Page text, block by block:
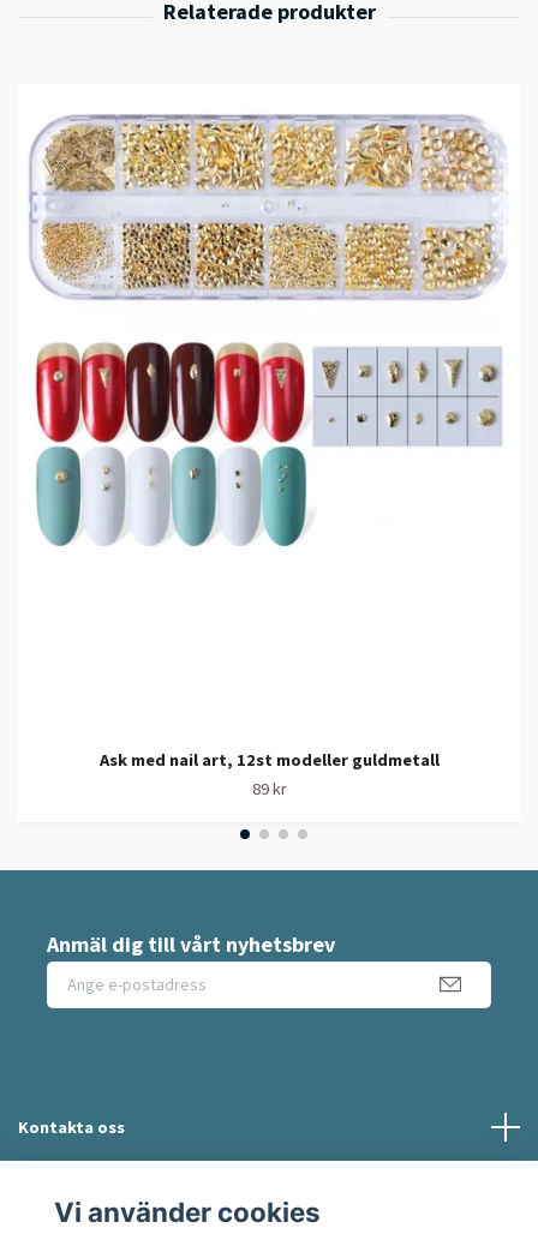
Ask med nail art, 12st modeller guldmetall
89 kr
Anmäl dig till vårt nyhetsbrev
Kontakta oss
Vi använder cookies